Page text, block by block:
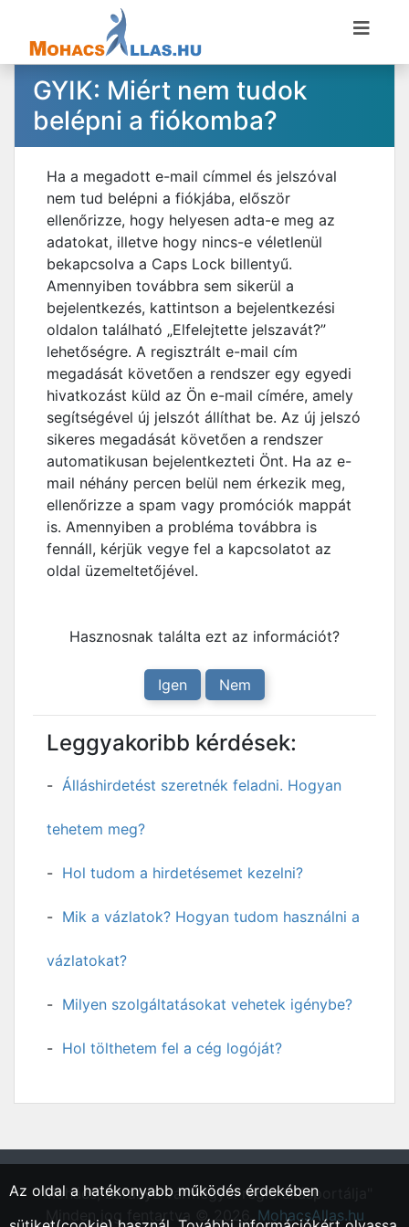
GYIK: Miért nem tudok
belépni a fiókomba?
Ha a megadott e-mail címmel és jelszóval
nem tud belépni a fiókjába, először
ellenőrizze, hogy helyesen adta-e meg az
adatokat, illetve hogy nincs-e véletlenül
bekapcsolva a Caps Lock billentyű.
Amennyiben továbbra sem sikerül a
bejelentkezés, kattintson a bejelentkezési
oldalon található „Elfelejtette jelszavát?”
lehetőségre. A regisztrált e-mail cím
megadását követően a rendszer egy egyedi
hivatkozást küld az Ön e-mail címére, amely
segítségével új jelszót állíthat be. Az új jelszó
sikeres megadását követően a rendszer
automatikusan bejelentkezteti Önt. Ha az e-
mail néhány percen belül nem érkezik meg,
ellenőrizze a spam vagy promóciók mappát
is. Amennyiben a probléma továbbra is
fennáll, kérjük vegye fel a kapcsolatot az
oldal üzemeltetőjével.
Hasznosnak találta ezt az információt?
Igen Nem
Leggyakoribb kérdések:
Álláshirdetést szeretnék feladni. Hogyan
tehetem meg?
Hol tudom a hirdetésemet kezelni?
Mik a vázlatok? Hogyan tudom használni a
vázlatokat?
Milyen szolgáltatásokat vehetek igénybe?
Hol tölthetem fel a cég logóját?
"Mohács, Baranya vármegyei régió állásportálja"
Minden jog fentartva © 2026.MohacsAllas.hu
Az oldal a hatékonyabb működés érdekében